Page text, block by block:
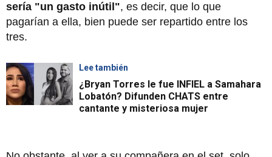
sería "un gasto inútil", es decir, que lo que
pagarían a ella, bien puede ser repartido entre los
tres.
Lee también
¿Bryan Torres le fue INFIEL a Samahara
Lobatón? Difunden CHATS entre
cantante y misteriosa mujer